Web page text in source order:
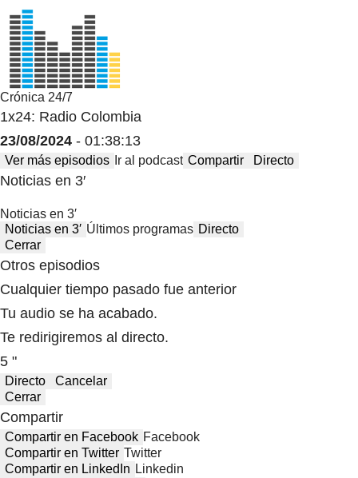
Crónica 24/7
1x24: Radio Colombia
23/08/2024 - 01:38:13
Ver más episodios Ir al podcast Compartir Directo
Noticias en 3′
Noticias en 3′
Noticias en 3′ Últimos programas Directo
Cerrar
Otros episodios
Cualquier tiempo pasado fue anterior
Tu audio se ha acabado.
Te redirigiremos al directo.
5 "
Directo
Cancelar
Cerrar
Compartir
Compartir en Facebook Facebook
Compartir en Twitter Twitter
Compartir en LinkedIn Linkedin